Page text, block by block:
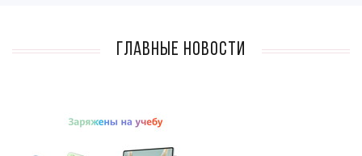
Главные новости